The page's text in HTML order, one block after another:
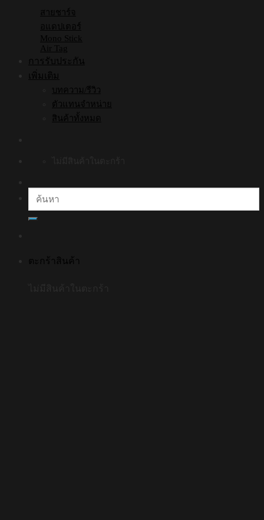
สายชาร์จ
อแดปเตอร์
Mono Stick
Air Tag
การรับประกัน
เพิ่มเติม
บทความ/รีวิว
ตัวแทนจำหน่าย
สินค้าทั้งหมด
ค้นหา:
ตะกร้าสินค้า